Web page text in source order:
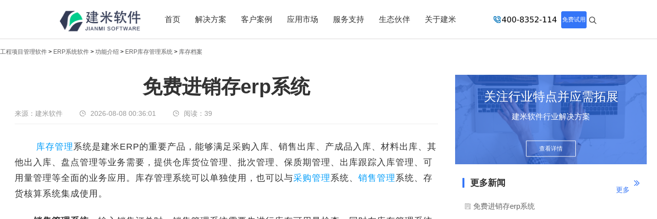
首页 解决方案 客户案例 应用市场 服务支持 生态伙伴 关于建米 免费试用
传递实时热点，共享商业价值
工程项目管理软件 > ERP系统软件 > 功能介绍 > ERP库存管理系统 > 库存档案
免费进销存erp系统
来源：建米软件 2026-08-08 00:36:01 阅读： 39
库存管理系统是建米ERP的重要产品，能够满足采购入库、销售出库、产成品入库、材料出库、其
他出入库、盘点管理等业务需要，提供仓库货位管理、批次管理、保质期管理、出库跟踪入库管理、可
用量管理等全面的业务应用。库存管理系统可以单独使用，也可以与采购管理系统、 销售管理系统、存
货核算系统集成使用。
关注行业特点并应需拓展
建米软件行业解决方案
查看详情
更多新闻
更多
免费进销存erp系统